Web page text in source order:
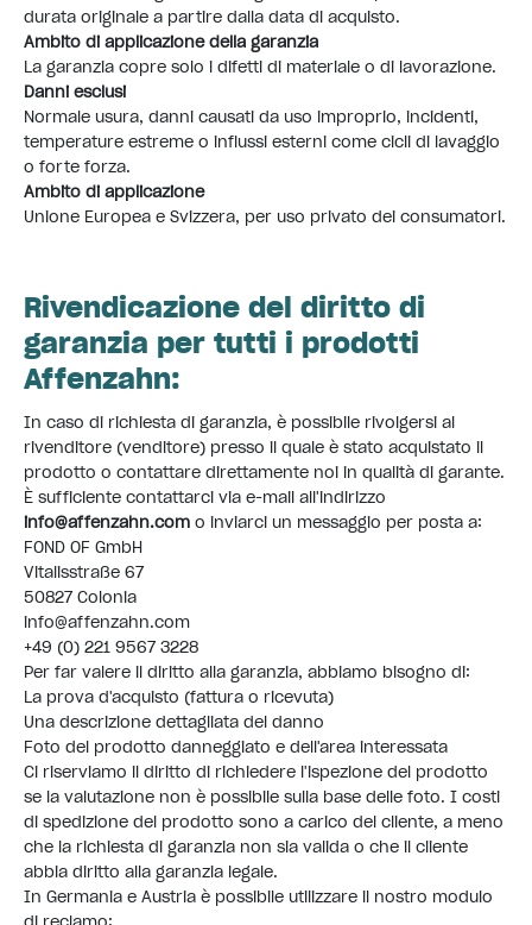
durata originale a partire dalla data di acquisto.
Ambito di applicazione della garanzia
La garanzia copre solo i difetti di materiale o di lavorazione.
Danni esclusi
Normale usura, danni causati da uso improprio, incidenti,
temperature estreme o influssi esterni come cicli di lavaggio
o forte forza.
Ambito di applicazione
Unione Europea e Svizzera, per uso privato dei consumatori.
Rivendicazione del diritto di
garanzia per tutti i prodotti
Affenzahn:
In caso di richiesta di garanzia, è possibile rivolgersi al
rivenditore (venditore) presso il quale è stato acquistato il
prodotto o contattare direttamente noi in qualità di garante.
È sufficiente contattarci via e-mail all'indirizzo
info@affenzahn.com o inviarci un messaggio per posta a:
FOND OF GmbH
Vitalisstraße 67
50827 Colonia
info@affenzahn.com
+49 (0) 221 9567 3228
Per far valere il diritto alla garanzia, abbiamo bisogno di:
La prova d'acquisto (fattura o ricevuta)
Una descrizione dettagliata del danno
Foto del prodotto danneggiato e dell'area interessata
Ci riserviamo il diritto di richiedere l'ispezione del prodotto
se la valutazione non è possibile sulla base delle foto. I costi
di spedizione del prodotto sono a carico del cliente, a meno
che la richiesta di garanzia non sia valida o che il cliente
abbia diritto alla garanzia legale.
In Germania e Austria è possibile utilizzare il nostro modulo